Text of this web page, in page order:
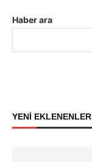
Haber ara
YENİ EKLENENLER